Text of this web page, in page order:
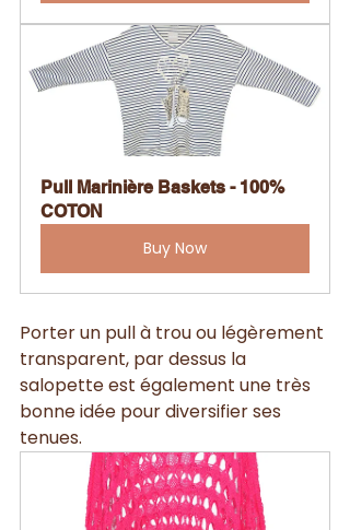
Pull Marinière Baskets - 100%
COTON
Buy Now
Porter un pull à trou ou légèrement
transparent, par dessus la
salopette est également une très
bonne idée pour diversifier ses
tenues.